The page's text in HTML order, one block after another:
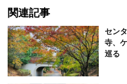
関連記事
セン
寺、
巡る